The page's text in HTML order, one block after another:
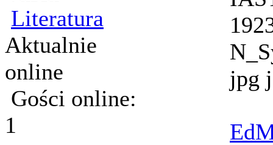
Literatura
Aktualnie
online
Gości online:
1
jpg